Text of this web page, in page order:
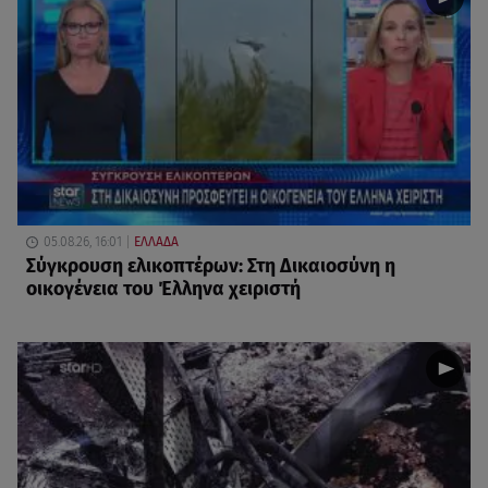
05.08.26, 16:01 ΕΛΛΑΔΑ
Σύγκρουση ελικοπτέρων: Στη Δικαιοσύνη η
οικογένεια του Έλληνα χειριστή